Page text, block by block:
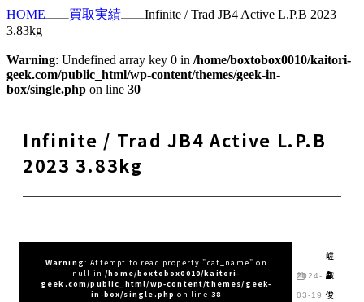
HOME 買取実績
Infinite / Trad JB4 Active L.P.B 2023
3.83kg
Warning: Undefined array key 0 in /home/boxtobox0010/kaitori-
geek.com/public_html/wp-content/themes/geek-in-
box/single.php on line 30
Infinite / Trad JB4 Active L.P.B
2023 3.83kg
Warning: Attempt to read property "cat_name" on
null in/home/boxtobox0010/kaitori-
geek.com/public_html/wp-content/themes/geek-
in-box/single.php on line 38
2024-
03-19
嵯
峨
俊